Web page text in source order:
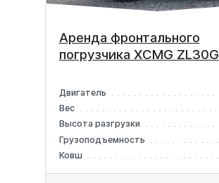
Аренда фронтального
погрузчика XCMG ZL30G
Двигатель
Вес
Высота разгрузки
Грузоподъемность
Ковш